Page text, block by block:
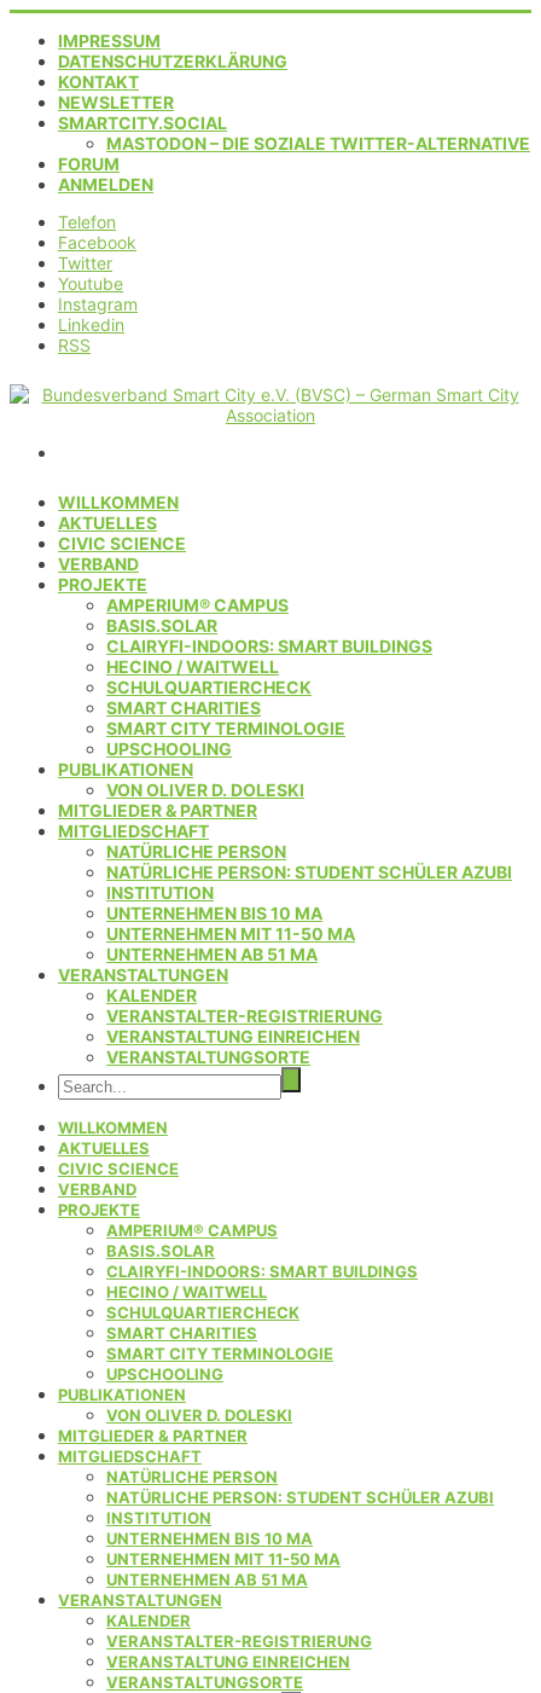
IMPRESSUM
DATENSCHUTZERKLÄRUNG
KONTAKT
NEWSLETTER
SMARTCITY.SOCIAL
MASTODON – DIE SOZIALE TWITTER-ALTERNATIVE
FORUM
ANMELDEN
Telefon
Facebook
Twitter
Youtube
Instagram
Linkedin
RSS
WILLKOMMEN
AKTUELLES
CIVIC SCIENCE
VERBAND
PROJEKTE
AMPERIUM® CAMPUS
BASIS.SOLAR
CLAIRYFI-INDOORS: SMART BUILDINGS
HECINO / WAITWELL
SCHULQUARTIERCHECK
SMART CHARITIES
SMART CITY TERMINOLOGIE
UPSCHOOLING
PUBLIKATIONEN
VON OLIVER D. DOLESKI
MITGLIEDER & PARTNER
MITGLIEDSCHAFT
NATÜRLICHE PERSON
NATÜRLICHE PERSON: STUDENT SCHÜLER AZUBI
INSTITUTION
UNTERNEHMEN BIS 10 MA
UNTERNEHMEN MIT 11-50 MA
UNTERNEHMEN AB 51 MA
VERANSTALTUNGEN
KALENDER
VERANSTALTER-REGISTRIERUNG
VERANSTALTUNG EINREICHEN
VERANSTALTUNGSORTE
WILLKOMMEN
AKTUELLES
CIVIC SCIENCE
VERBAND
PROJEKTE
AMPERIUM® CAMPUS
BASIS.SOLAR
CLAIRYFI-INDOORS: SMART BUILDINGS
HECINO / WAITWELL
SCHULQUARTIERCHECK
SMART CHARITIES
SMART CITY TERMINOLOGIE
UPSCHOOLING
PUBLIKATIONEN
VON OLIVER D. DOLESKI
MITGLIEDER & PARTNER
MITGLIEDSCHAFT
NATÜRLICHE PERSON
NATÜRLICHE PERSON: STUDENT SCHÜLER AZUBI
INSTITUTION
UNTERNEHMEN BIS 10 MA
UNTERNEHMEN MIT 11-50 MA
UNTERNEHMEN AB 51 MA
VERANSTALTUNGEN
KALENDER
VERANSTALTER-REGISTRIERUNG
VERANSTALTUNG EINREICHEN
VERANSTALTUNGSORTE